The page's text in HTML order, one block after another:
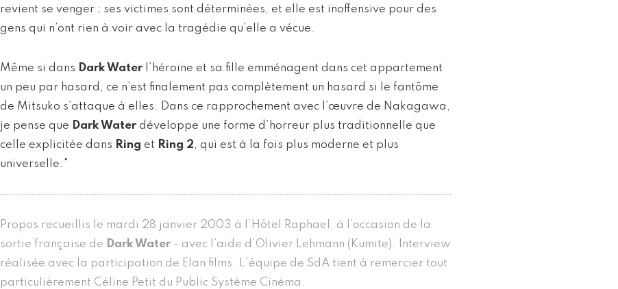
revient se venger ; ses victimes sont déterminées, et elle est inoffensive pour des
gens qui n’ont rien à voir avec la tragédie qu’elle a vécue.
Même si dans Dark Waterl’héroïne et sa fille emménagent dans cet appartement
un peu par hasard, ce n’est finalement pas complètement un hasard si le fantôme
de Mitsuko s’attaque à elles. Dans ce rapprochement avec l’œuvre de Nakagawa,
je pense que Dark Waterdéveloppe une forme d’horreur plus traditionnelle que
celle explicitée dans Ring et Ring 2, qui est à la fois plus moderne et plus
universelle."
Propos recueillis le mardi 28 janvier 2003 à l’Hôtel Raphael, à l’occasion de la
sortie française de Dark Water - avec l’aide d’Olivier Lehmann (Kumite). Interview
réalisée avec la participation de Elan films. L’équipe de SdA tient à remercier tout
particulièrement Céline Petit du Public Système Cinéma.